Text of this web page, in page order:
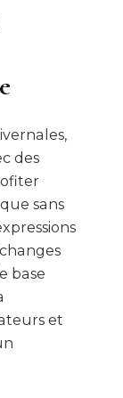
des
sans
base
et